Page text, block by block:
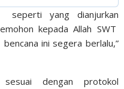
yang dianjurkan
kepada Allah SWT
ini segera berlalu,”
sesuai dengan protokol